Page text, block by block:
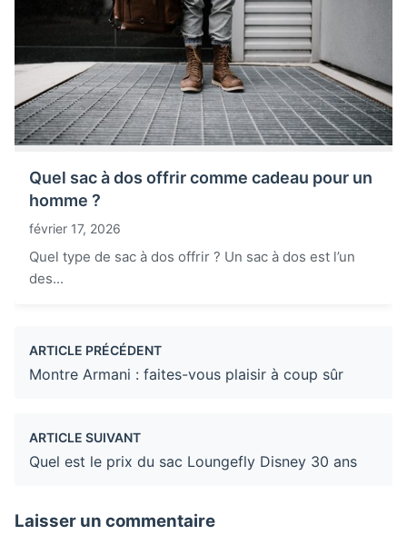
Quel sac à dos offrir comme cadeau pour un
homme ?
février 17, 2026
Quel type de sac à dos offrir ? Un sac à dos est l’un
des...
ARTICLE PRÉCÉDENT
Montre Armani : faites-vous plaisir à coup sûr
ARTICLE SUIVANT
Quel est le prix du sac Loungefly Disney 30 ans
Laisser un commentaire